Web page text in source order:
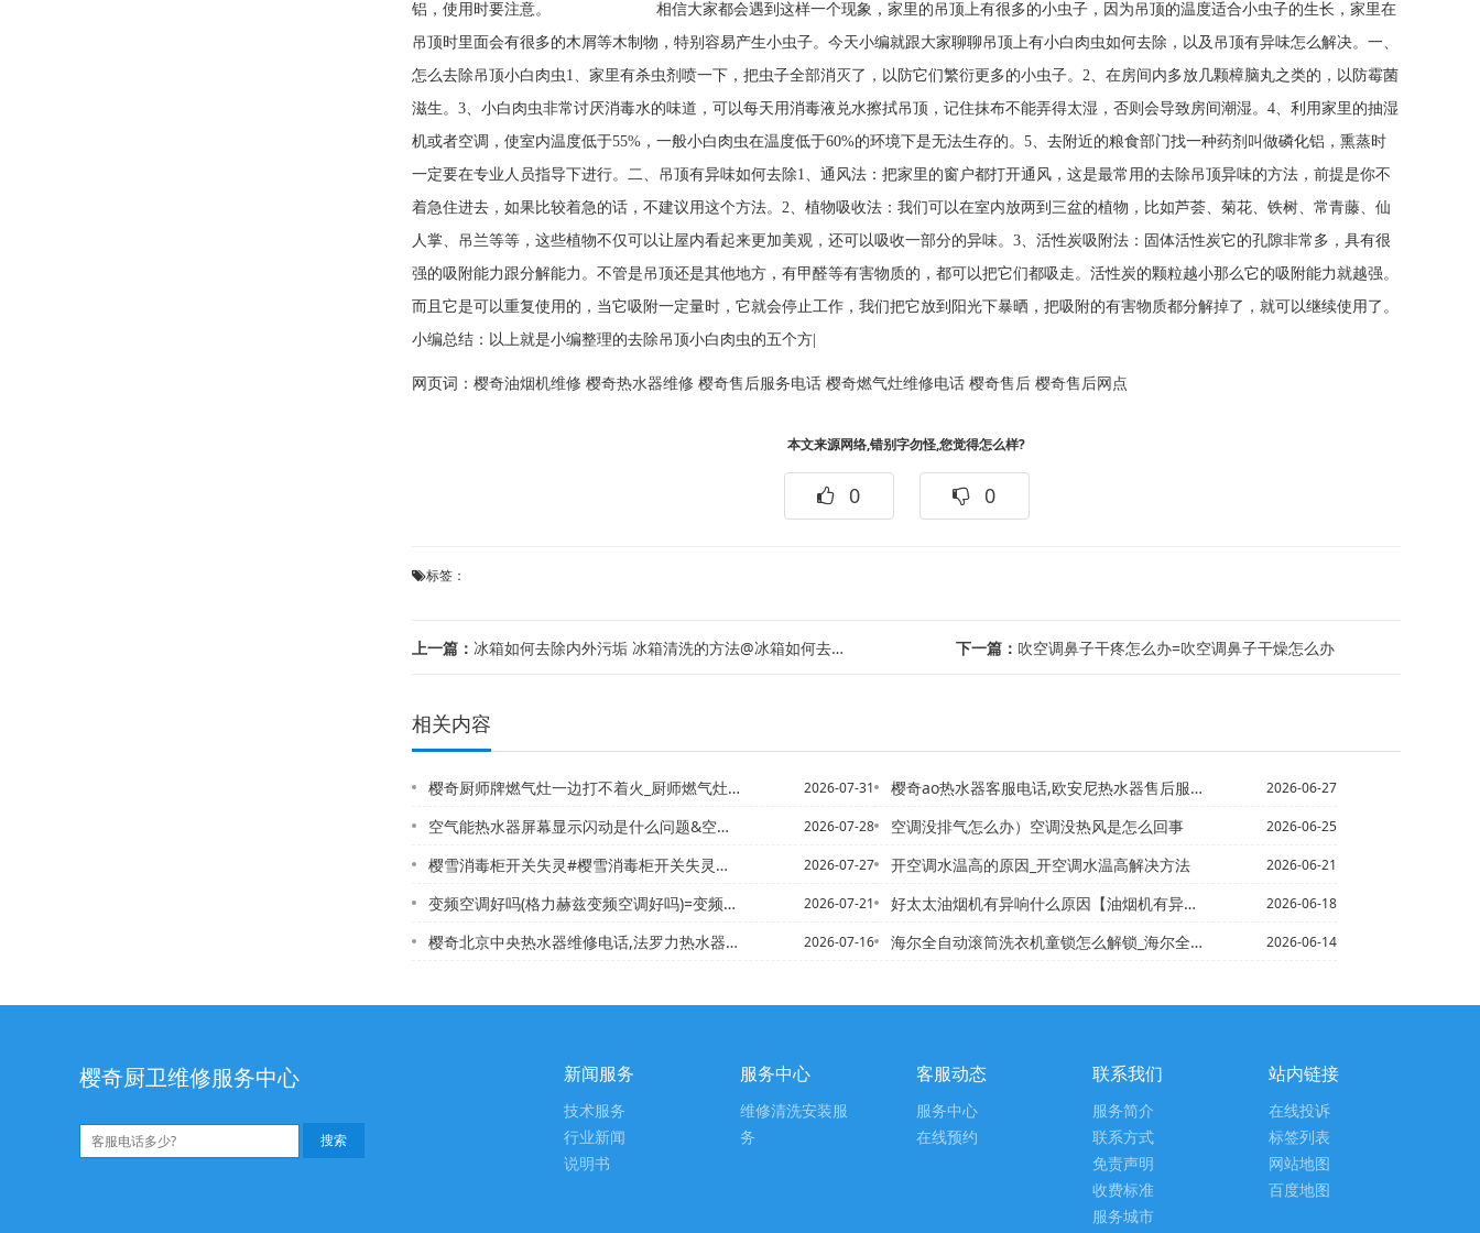
铝，使用时要注意。 相信大家都会遇到这样一个现象，家里的吊顶上有很多的小虫子，因为吊顶的温度适合小虫子的生长，家里在
吊顶时里面会有很多的木屑等木制物，特别容易产生小虫子。今天小编就跟大家聊聊吊顶上有小白肉虫如何去除，以及吊顶有异味怎么解决。一、
怎么去除吊顶小白肉虫1、家里有杀虫剂喷一下，把虫子全部消灭了，以防它们繁衍更多的小虫子。2、在房间内多放几颗樟脑丸之类的，以防霉菌
滋生。3、小白肉虫非常讨厌消毒水的味道，可以每天用消毒液兑水擦拭吊顶，记住抹布不能弄得太湿，否则会导致房间潮湿。4、利用家里的抽湿
机或者空调，使室内温度低于55%，一般小白肉虫在温度低于60%的环境下是无法生存的。5、去附近的粮食部门找一种药剂叫做磷化铝，熏蒸时
一定要在专业人员指导下进行。二、吊顶有异味如何去除1、通风法：把家里的窗户都打开通风，这是最常用的去除吊顶异味的方法，前提是你不
着急住进去，如果比较着急的话，不建议用这个方法。2、植物吸收法：我们可以在室内放两到三盆的植物，比如芦荟、菊花、铁树、常青藤、仙
人掌、吊兰等等，这些植物不仅可以让屋内看起来更加美观，还可以吸收一部分的异味。3、活性炭吸附法：固体活性炭它的孔隙非常多，具有很
强的吸附能力跟分解能力。不管是吊顶还是其他地方，有甲醛等有害物质的，都可以把它们都吸走。活性炭的颗粒越小那么它的吸附能力就越强。
而且它是可以重复使用的，当它吸附一定量时，它就会停止工作，我们把它放到阳光下暴晒，把吸附的有害物质都分解掉了，就可以继续使用了。
小编总结：以上就是小编整理的去除吊顶小白肉虫的五个方|
网页词： 樱奇油烟机维修 樱奇热水器维修 樱奇售后服务电话 樱奇燃气灶维修电话 樱奇售后 樱奇售后网点
本文来源网络,错别字勿怪,您觉得怎么样?
0 0
标签：
上一篇： 冰箱如何去除内外污垢 冰箱清洗的方法@冰箱如何去除腥味 冰箱的异味能用什么去除 下一篇： 吹空调鼻子干疼怎么办=吹空调鼻子干燥怎么办
相关内容
樱奇厨师牌燃气灶一边打不着火_厨师燃气灶打不着火怎么办 2026-07-31
空气能热水器屏幕显示闪动是什么问题&空气能热水器显示屏一闪一闪 2026-07-28
樱雪消毒柜开关失灵#樱雪消毒柜开关失灵怎么回事新版 2026-07-27
变频空调好吗(格力赫兹变频空调好吗)=变频空调加(变频空调加氟需要多少钱) 2026-07-21
樱奇北京中央热水器维修电话,法罗力热水器】北林区清洗热水器电话,康泉热水器售后电... 2026-07-16
樱奇ao热水器客服电话,欧安尼热水器售后服务电话% 2026-06-27
空调没排气怎么办）空调没热风是怎么回事 2026-06-25
开空调水温高的原因_开空调水温高解决方法 2026-06-21
好太太油烟机有异响什么原因【油烟机有异响怎么处理】\ 2026-06-18
海尔全自动滚筒洗衣机童锁怎么解锁_海尔全自动滚筒洗衣机童锁解锁方法~海尔全自动滚... 2026-06-14
樱奇厨卫维修服务中心 新闻服务
技术服务
行业新闻
说明书
服务中心
维修清洗安装服
务
客服动态
服务中心
在线预约
联系我们
服务简介
联系方式
免责声明
收费标准
服务城市
站内链接
在线投诉
标签列表
网站地图
百度地图